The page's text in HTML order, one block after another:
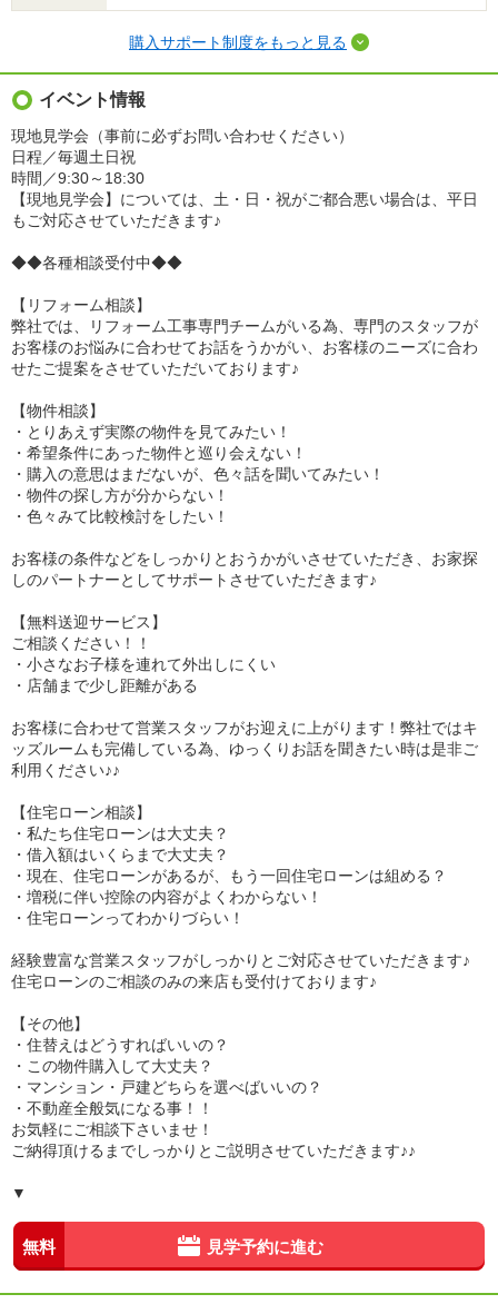
購入サポート制度をもっと見る
イベント情報
現地見学会（事前に必ずお問い合わせください）
日程／毎週土日祝
時間／9:30～18:30
【現地見学会】については、土・日・祝がご都合悪い場合は、平日
もご対応させていただきます♪
◆◆各種相談受付中◆◆
【リフォーム相談】
弊社では、リフォーム工事専門チームがいる為、専門のスタッフが
お客様のお悩みに合わせてお話をうかがい、お客様のニーズに合わ
せたご提案をさせていただいております♪
【物件相談】
・とりあえず実際の物件を見てみたい！
・希望条件にあった物件と巡り会えない！
・購入の意思はまだないが、色々話を聞いてみたい！
・物件の探し方が分からない！
・色々みて比較検討をしたい！
お客様の条件などをしっかりとおうかがいさせていただき、お家探
しのパートナーとしてサポートさせていただきます♪
【無料送迎サービス】
ご相談ください！！
・小さなお子様を連れて外出しにくい
・店舗まで少し距離がある
お客様に合わせて営業スタッフがお迎えに上がります！弊社ではキ
ッズルームも完備している為、ゆっくりお話を聞きたい時は是非ご
利用ください♪♪
【住宅ローン相談】
・私たち住宅ローンは大丈夫？
・借入額はいくらまで大丈夫？
・現在、住宅ローンがあるが、もう一回住宅ローンは組める？
・増税に伴い控除の内容がよくわからない！
・住宅ローンってわかりづらい！
経験豊富な営業スタッフがしっかりとご対応させていただきます♪
住宅ローンのご相談のみの来店も受付けております♪
【その他】
・住替えはどうすればいいの？
・この物件購入して大丈夫？
・マンション・戸建どちらを選べばいいの？
・不動産全般気になる事！！
お気軽にご相談下さいませ！
ご納得頂けるまでしっかりとご説明させていただきます♪♪
▼
無料 見学予約に進む